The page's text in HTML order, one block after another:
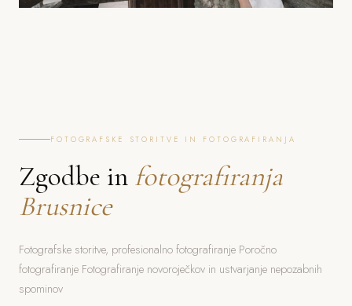
FOTOGRAFSKE STORITVE IN FOTOGRAFIRANJA
Zgodbe in fotografiranja
Brusnice
Fotografske storitve, profesionalno fotografiranje Poročno
fotografiranje Fotografiranje novoroječkov in ustvarjanje nepozabnih
spominov